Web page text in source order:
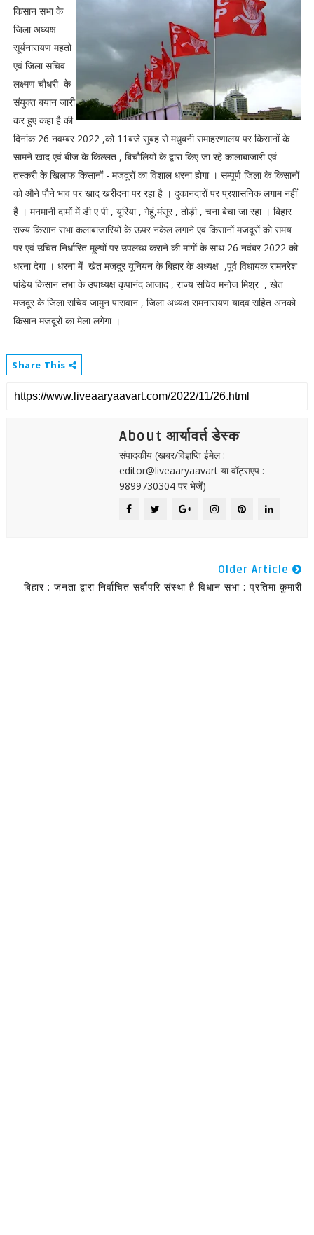
किसान सभा के
जिला अध्यक्ष
सूर्यनारायण महतो
एवं जिला सचिव
लक्ष्मण चौधरी के
संयुक्त बयान जारी
कर हुए कहा है की
दिनांक 26 नवम्बर 2022 ,को 11बजे सुबह से मधुबनी समाहरणालय पर किसानों के
सामने खाद एवं बीज के किल्लत , बिचौलियों के द्वारा किए जा रहे कालाबाजारी एवं
तस्करी के खिलाफ किसानों - मजदूरों का विशाल धरना होगा । सम्पूर्ण जिला के किसानों
को औने पौने भाव पर खाद खरीदना पर रहा है । दुकानदारों पर प्रशासनिक लगाम नहीं
है । मनमानी दामों में डी ए पी , यूरिया , गेहूं,मंसूर , तोड़ी , चना बेचा जा रहा । बिहार
राज्य किसान सभा कलाबाजारियों के ऊपर नकेल लगाने एवं किसानों मजदूरों को समय
पर एवं उचित निर्धारित मूल्यों पर उपलब्ध कराने की मांगों के साथ 26 नवंबर 2022 को
धरना देगा । धरना में खेत मजदूर यूनियन के बिहार के अध्यक्ष ,पूर्व विधायक रामनरेश
पांडेय किसान सभा के उपाध्यक्ष कृपानंद आजाद , राज्य सचिव मनोज मिश्र , खेत
मजदूर के जिला सचिव जामुन पासवान , जिला अध्यक्ष रामनारायण यादव सहित अनको
किसान मजदूरों का मेला लगेगा ।
Share This
About आर्यावर्त डेस्क
संपादकीय (खबर/विज्ञप्ति ईमेल :
editor@liveaaryaavart या वॉट्सएप :
9899730304 पर भेजें)
Older Article
बिहार : जनता द्वारा निर्वाचित सर्वोपरि संस्‍था है विधान सभा : प्रतिमा कुमारी